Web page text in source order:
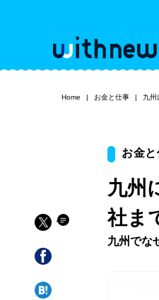
Home お金と仕事 九州
お金
九州
社ま
九州でな